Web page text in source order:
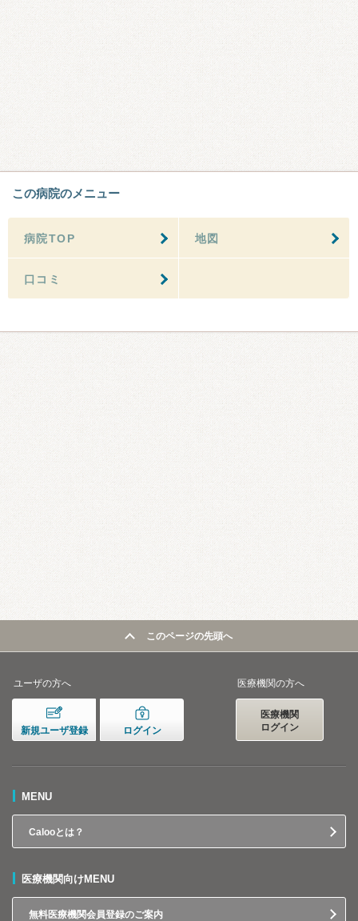
この病院のメニュー
病院TOP 地図
口コミ
このページの先頭へ
ユーザの方へ
新規ユーザ登録 ログイン
医療機関の方へ
医療機関
ログイン
MENU
Calooとは？
医療機関向けMENU
無料医療機関会員登録のご案内